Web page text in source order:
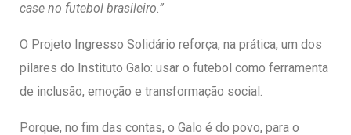
case no futebol brasileiro.”
O Projeto Ingresso Solidário reforça, na prática, um dos
pilares do Instituto Galo: usar o futebol como ferramenta
de inclusão, emoção e transformação social.
Porque, no fim das contas, o Galo é do povo, para o